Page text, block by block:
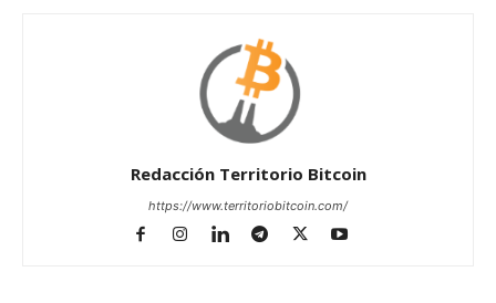
Redacción Territorio Bitcoin
https://www.territoriobitcoin.com/